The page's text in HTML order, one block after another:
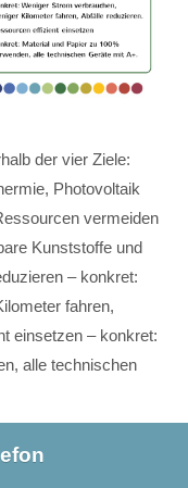
der vier Ziele:
Photovoltaik
vermeiden
Kunststoffe und
– konkret:
fahren,
einsetzen – konkret:
alle technischen